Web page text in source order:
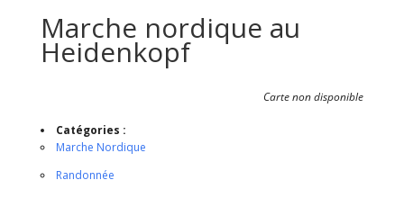
Marche nordique au
Heidenkopf
Carte non disponible
Catégories :
Marche Nordique
Randonnée